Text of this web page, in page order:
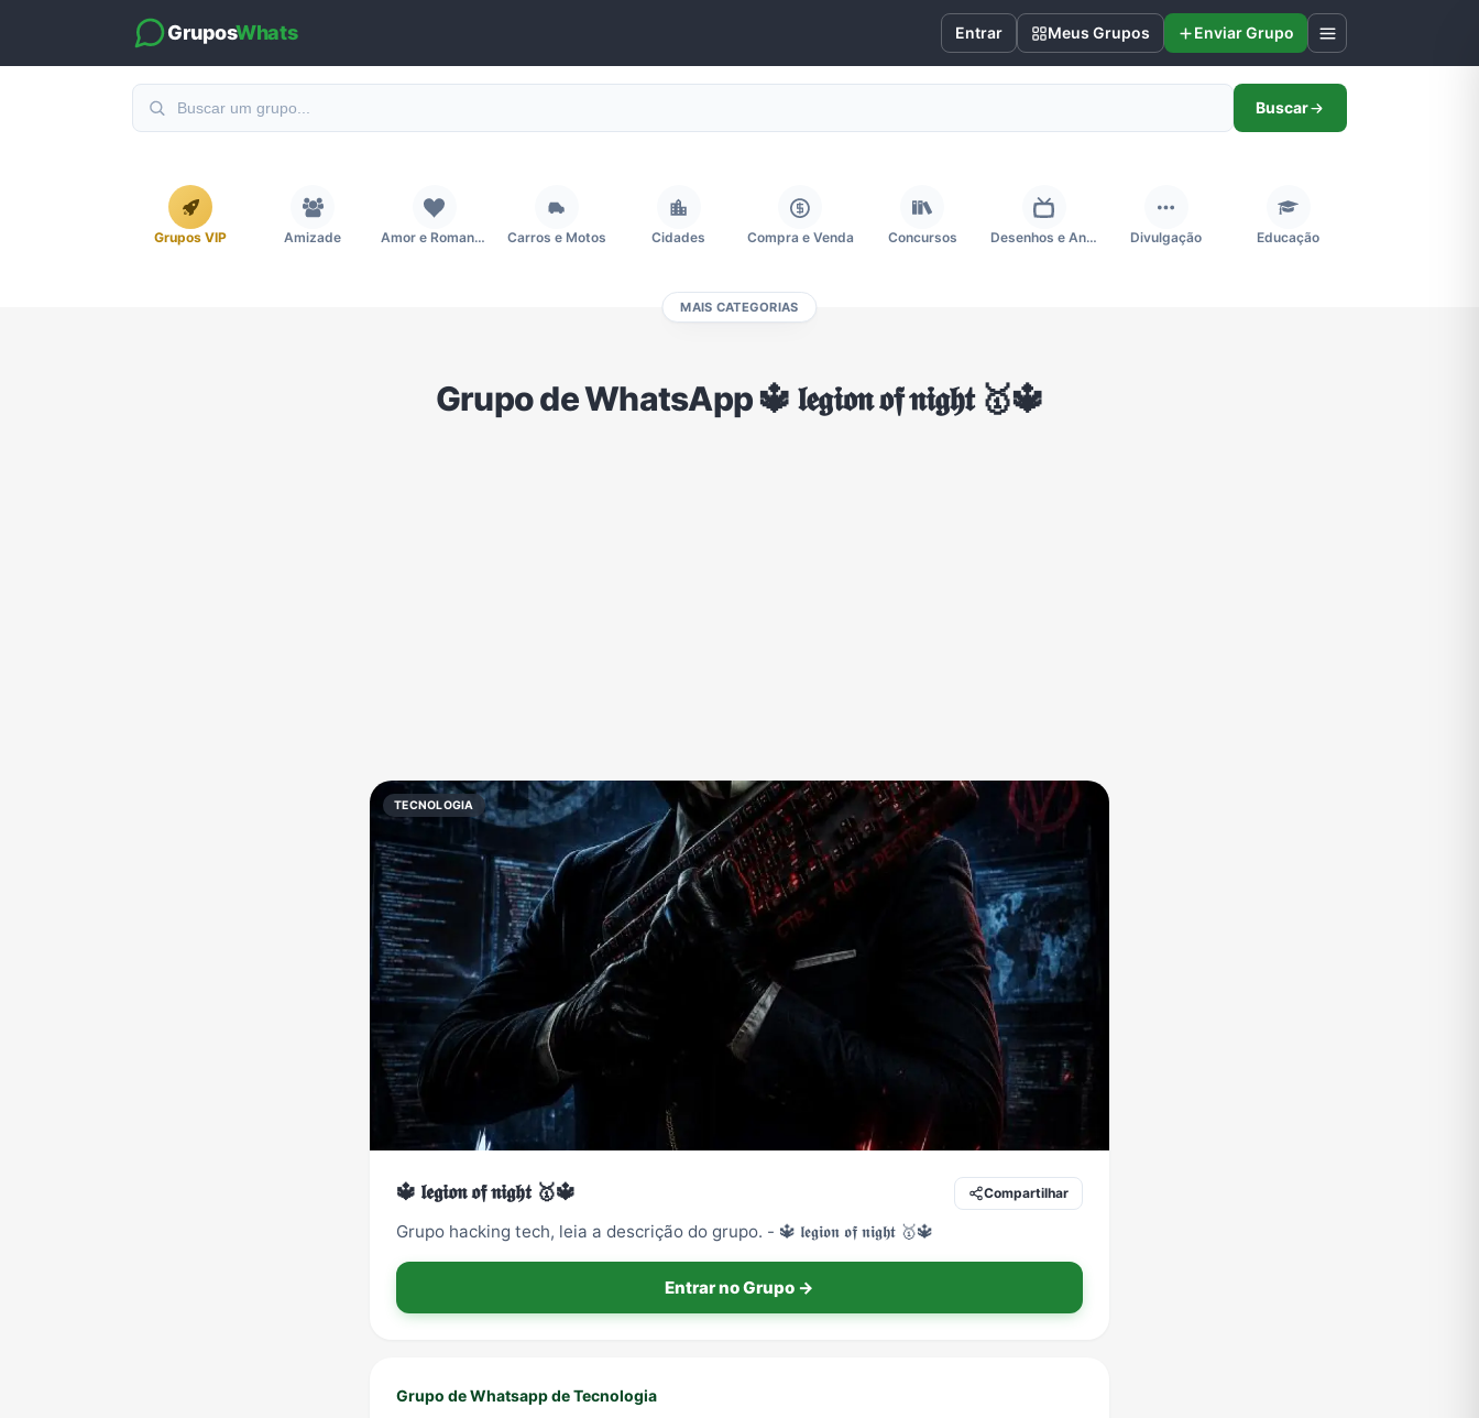
GruposWhats Entrar Meus Grupos Enviar Grupo
Buscar
Grupos VIP Amizade Amor e Romance Carros e Motos Cidades Compra e Venda Concursos Desenhos e Animes Divulgação Educação
Moda e Beleza
MAIS CATEGORIAS
Grupo de WhatsApp 🔱 𝖑𝖊𝖌𝖎𝖔𝖓 𝖔𝖋 𝖓𝖎𝖌𝖍𝖙 🥇🔱
TECNOLOGIA
🔱 𝖑𝖊𝖌𝖎𝖔𝖓 𝖔𝖋 𝖓𝖎𝖌𝖍𝖙 🥇🔱 Compartilhar
Grupo hacking tech, leia a descrição do grupo. - 🔱 𝖑𝖊𝖌𝖎𝖔𝖓 𝖔𝖋 𝖓𝖎𝖌𝖍𝖙 🥇🔱
Entrar no Grupo →
Grupo de Whatsapp de Tecnologia